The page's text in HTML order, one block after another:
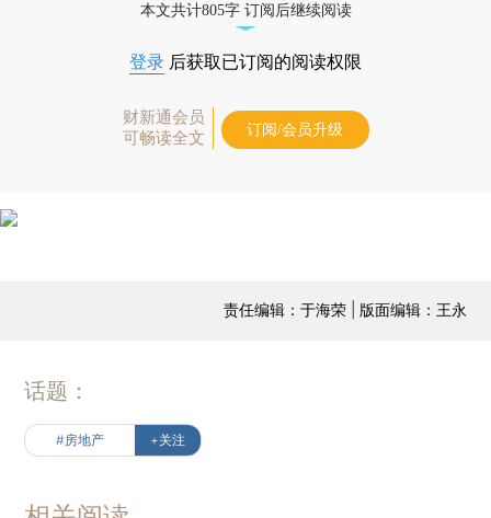
本文共计805字 订阅后继续阅读
登录 后获取已订阅的阅读权限
财新通会员
可畅读全文
订阅/会员升级
责任编辑：于海荣 | 版面编辑：王永
话题：
#房地产 +关注